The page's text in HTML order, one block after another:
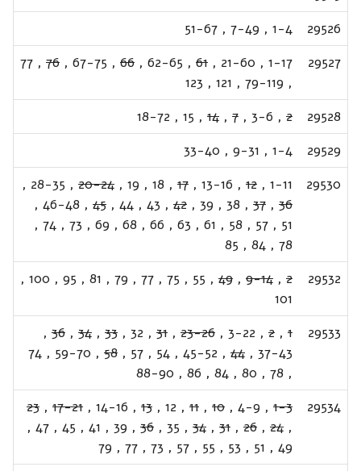
29526
1-4
,
7-49
,
51-67
29527
1-17
,
21-60
,
61
,
62-65
,
66
,
67-75
,
76
,
77
,
79-119
,
121
,
123
29528
2
,
3-6
,
7
,
14
,
15
,
18-72
29529
1-4
,
9-31
,
33-40
29530
1-11
,
12
,
13-16
,
17
,
18
,
19
,
20-24
,
28-35
,
36
,
37
,
38
,
39
,
42
,
43
,
44
,
45
,
46-48
,
51
,
57
,
58
,
61
,
63
,
66
,
68
,
69
,
73
,
74
,
78
,
84
,
85
29532
2
,
9-14
,
49
,
55
,
75
,
77
,
79
,
81
,
95
,
100
,
101
29533
1
,
2
,
3-22
,
23-26
,
31
,
32
,
33
,
34
,
36
,
37-43
,
44
,
45-52
,
54
,
57
,
58
,
59-70
,
74
,
78
,
80
,
84
,
86
,
88-90
29534
1-3
,
4-9
,
10
,
11
,
12
,
13
,
14-16
,
17-21
,
23
,
24
,
26
,
31
,
34
,
35
,
36
,
39
,
41
,
45
,
47
,
49
,
51
,
53
,
55
,
57
,
73
,
77
,
79